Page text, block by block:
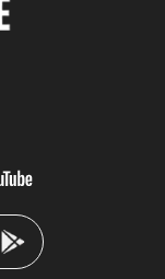
youtube-